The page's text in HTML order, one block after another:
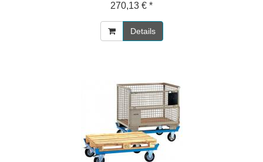
270,13 € *
Details